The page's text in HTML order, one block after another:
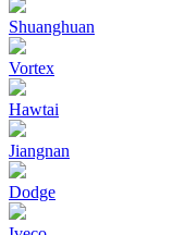
Shuanghuan
Vortex
Hawtai
Jiangnan
Dodge